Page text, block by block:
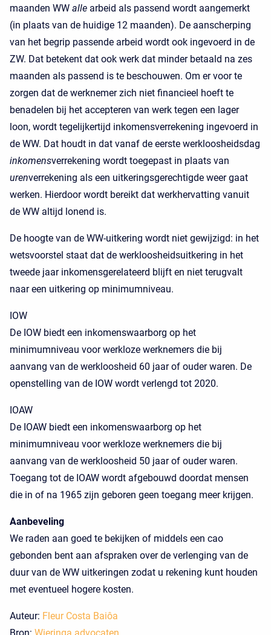
maanden WW alle arbeid als passend wordt aangemerkt
(in plaats van de huidige 12 maanden). De aanscherping
van het begrip passende arbeid wordt ook ingevoerd in de
ZW. Dat betekent dat ook werk dat minder betaald na zes
maanden als passend is te beschouwen. Om er voor te
zorgen dat de werknemer zich niet financieel hoeft te
benadelen bij het accepteren van werk tegen een lager
loon, wordt tegelijkertijd inkomensverrekening ingevoerd in
de WW. Dat houdt in dat vanaf de eerste werkloosheidsdag
inkomensverrekening wordt toegepast in plaats van
urenverrekening als een uitkeringsgerechtigde weer gaat
werken. Hierdoor wordt bereikt dat werkhervatting vanuit
de WW altijd lonend is.
De hoogte van de WW-uitkering wordt niet gewijzigd: in het
wetsvoorstel staat dat de werkloosheidsuitkering in het
tweede jaar inkomensgerelateerd blijft en niet terugvalt
naar een uitkering op minimumniveau.
IOW
De IOW biedt een inkomenswaarborg op het
minimumniveau voor werkloze werknemers die bij
aanvang van de werkloosheid 60 jaar of ouder waren. De
openstelling van de IOW wordt verlengd tot 2020.
IOAW
De IOAW biedt een inkomenswaarborg op het
minimumniveau voor werkloze werknemers die bij
aanvang van de werkloosheid 50 jaar of ouder waren.
Toegang tot de IOAW wordt afgebouwd doordat mensen
die in of na 1965 zijn geboren geen toegang meer krijgen.
Aanbeveling
We raden aan goed te bekijken of middels een cao
gebonden bent aan afspraken over de verlenging van de
duur van de WW uitkeringen zodat u rekening kunt houden
met eventueel hogere kosten.
Auteur: Fleur Costa Baiôa